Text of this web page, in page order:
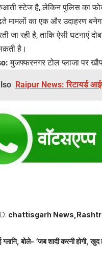
स्टेज है, लेकिन पुलिस का
मामलों का एक और उदाहरण
जा रही है, ताकि ऐसी घटनाएं
है।
मुजफ्फरनगर टोल प्लाजा पर
Raipur News: रिटायर्ड
chattisgarh News
बोले- ‘जब शादी करनी होगी, खुद